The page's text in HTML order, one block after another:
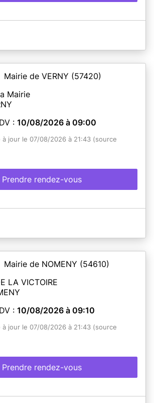
Mairie de VERNY (57420)
Mairie
: 10/08/2026 à 09:00
à jour le 07/08/2026 à 21:43 (source
Prendre rendez-vous
Mairie de NOMENY (54610)
LA VICTOIRE
: 10/08/2026 à 09:10
à jour le 07/08/2026 à 21:43 (source
Prendre rendez-vous